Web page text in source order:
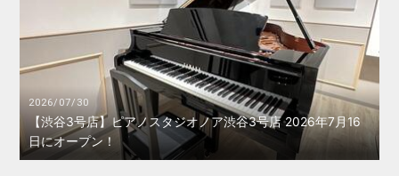
2026/07/30
【渋谷3号店】ピアノスタジオノア渋谷3号店 2026年7月16
日にオープン！